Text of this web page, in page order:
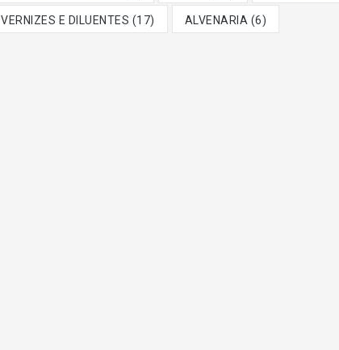
VERNIZES E DILUENTES (17) ALVENARIA (6)